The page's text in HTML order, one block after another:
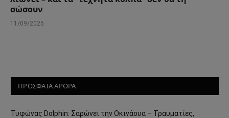
σώσουν
11/09/2025
ΠΡΟΣΦΑΤΑ ΑΡΘΡΑ
Τυφώνας Dolphin: Σαρώνει την Οκινάουα – Τραυματίες,